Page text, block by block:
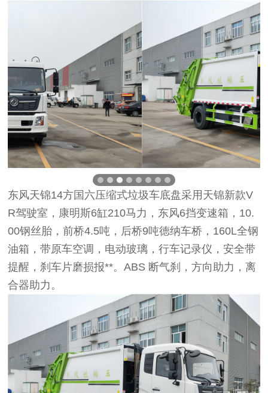
东风天锦14方国六压缩式垃圾车底盘采用天锦新款V
R驾驶室，康明斯6缸210马力，东风6挡变速箱，10.
00钢丝胎，前桥4.5吨，后桥9吨德纳车桥，160L全钢
油箱，带原车空调，电动玻璃，行车记录仪，安全带
提醒，刹车片磨损报**。ABS 断气刹，方向助力，离
合器助力。